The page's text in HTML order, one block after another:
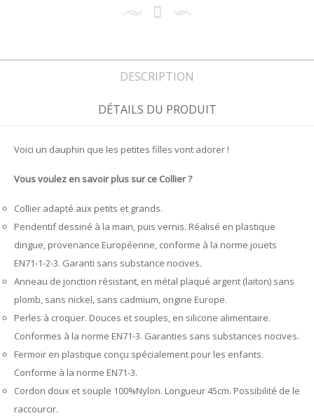
DESCRIPTION
DÉTAILS DU PRODUIT
Voici un dauphin que les petites filles vont adorer !
Vous voulez en savoir plus sur ce Collier ?
Collier adapté aux petits et grands.
Pendentif dessiné à la main, puis vernis. Réalisé en plastique
dingue, provenance Européenne, conforme à la norme jouets
EN71-1-2-3. Garanti sans substance nocives.
Anneau de jonction résistant, en métal plaqué argent (laiton) sans
plomb, sans nickel, sans cadmium, origine Europe.
Perles à croquer. Douces et souples, en silicone alimentaire.
Conformes à la norme EN71-3. Garanties sans substances nocives.
Fermoir en plastique conçu spécialement pour les enfants.
Conforme à la norme EN71-3.
Cordon doux et souple 100%Nylon. Longueur 45cm. Possibilité de le
raccourcir.